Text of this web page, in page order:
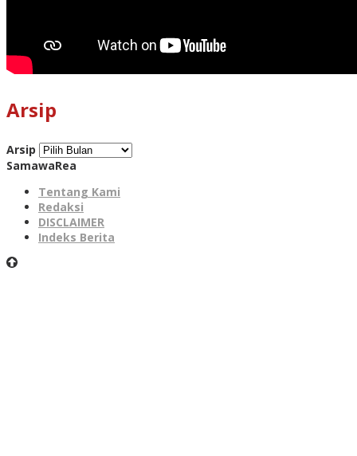
Arsip
Arsip
SamawaRea
Tentang Kami
Redaksi
DISCLAIMER
Indeks Berita